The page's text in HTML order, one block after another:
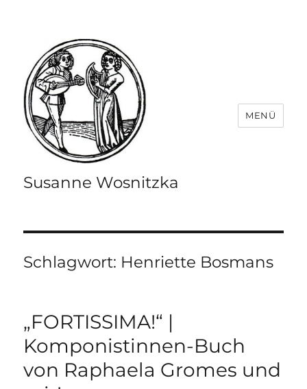
Susanne Wosnitzka
MENÜ
Schlagwort: Henriette Bosmans
„FORTISSIMA!“ |
Komponistinnen-Buch
von Raphaela Gromes und